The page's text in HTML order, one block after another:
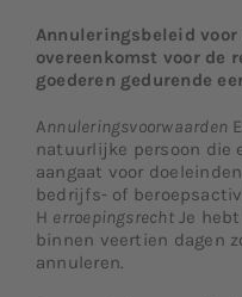
Annuleringsbeleid
overeenkomst voor de
goederen gedurende
Annuleringsvoorwaarden
natuurlijke persoon die
aangaat voor
bedrijfs- of
H erroepingsrechtJe
binnen veertien dagen
annuleren.